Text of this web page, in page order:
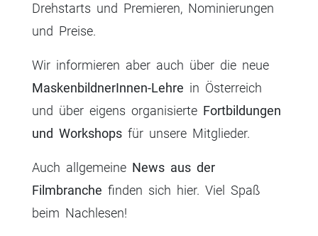
Drehstarts und Premieren, Nominierungen
und Preise.
Wir informieren aber auch über die neue
MaskenbildnerInnen-Lehre in Österreich
und über eigens organisierte Fortbildungen
und Workshopsfür unsere Mitglieder.
Auch allgemeine News aus der
Filmbranche finden sich hier. Viel Spaß
beim Nachlesen!